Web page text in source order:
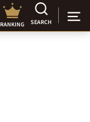
RANKING SEARCH